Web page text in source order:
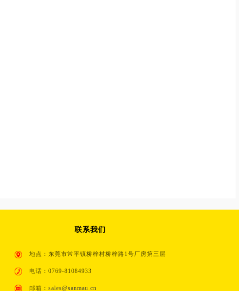
联系我们
地点：东莞市常平镇桥梓村桥梓路1号厂房第三层
电话：0769-81084933
邮箱： sales@sanmau.cn